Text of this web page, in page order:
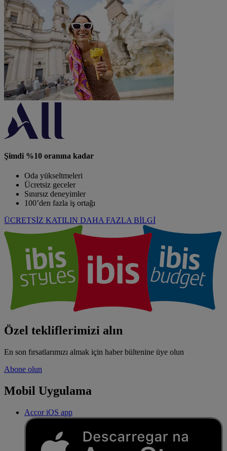
Şimdi %10 oranına kadar
Oda yükseltmeleri
Ücretsiz geceler
Sınırsız deneyimler
100’den fazla iş ortağı
ÜCRETSİZ KATILIN DAHA FAZLA BİLGİ
Özel tekliflerimizi alın
En son fırsatlarımızı almak için haber bültenine üye olun
Abone olun
Mobil Uygulama
Accor iOS app